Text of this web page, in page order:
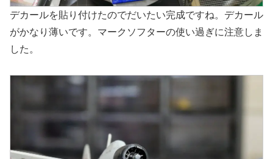
デカールを貼り付けたのでだいたい完成ですね。デカール
がかなり薄いです。マークソフターの使い過ぎに注意しま
した。